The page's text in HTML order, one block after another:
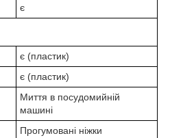
є
є (пластик)
є (пластик)
Миття в посудомийній
машині
Прогумовані ніжки